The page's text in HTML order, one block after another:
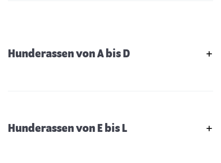
Hunderassen von A bis D
Hunderassen von E bis L